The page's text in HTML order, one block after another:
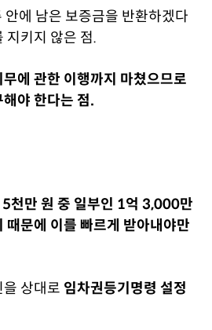
에 남은 보증금을 반환하겠다
지키지 않은 점.
무에 관한 이행까지 마쳤으므로
야 한다는 점.
천만 원 중 일부인 1억 3,000만
때문에 이를 빠르게 받아내야만
상대로 임차권등기명령 설정